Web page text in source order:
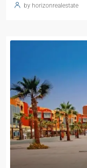
by horizonrealestate